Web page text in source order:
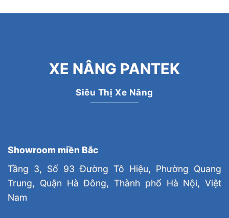
XE NÂNG PANTEK
Siêu Thị Xe Nâng
Showroom miền Bắc
Tầng 3, Số 93 Đường Tô Hiệu, Phường Quang
Trung, Quận Hà Đông, Thành phố Hà Nội, Việt
Nam